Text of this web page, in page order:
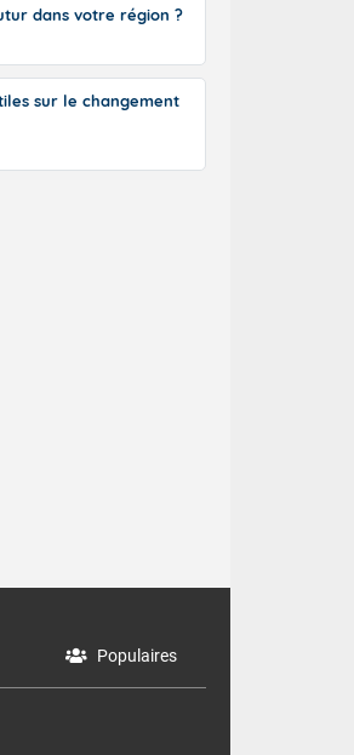
dans votre région ?
sur le changement
Populaires